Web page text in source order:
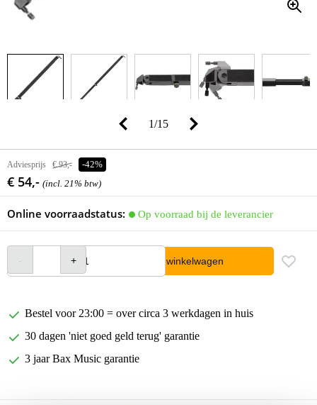
1/15
Adviesprijs € 93,- -42%
€ 54,- (incl. 21% btw)
Online voorraadstatus: Op voorraad bij de leverancier
In winkelwagen
Bestel voor 23:00 = over circa 3 werkdagen in huis
30 dagen 'niet goed geld terug' garantie
3 jaar Bax Music garantie